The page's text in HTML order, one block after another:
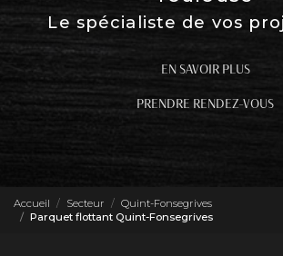
Le spécialiste de vos
EN SAVOIR PLUS
PRENDRE RENDEZ-VOUS
Accueil Secteur
Quint-Fonsegrives
Parquet flottant Quint-Fonsegrives